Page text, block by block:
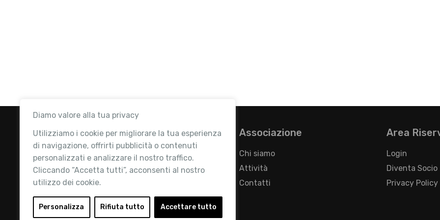
Diamo valore alla tua privacy
Utilizziamo i cookie per migliorare la tua esperienza
di navigazione, offrirti pubblicità o contenuti
personalizzati e analizzare il nostro traffico.
Cliccando “Accetta tutti”, acconsenti al nostro
utilizzo dei cookie.
Personalizza Rifiuta tutto Accettare tutto
Retail Institute Italy è l’Associazione di
riferimento per l'Ecosistema Retail: la nostra
Associazione
Chi siamo
Attività
Contatti
Area
Login
Diventa Socio
Privacy Policy